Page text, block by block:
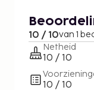
10 / 10van 1
Netheid
10 / 10
10 / 10